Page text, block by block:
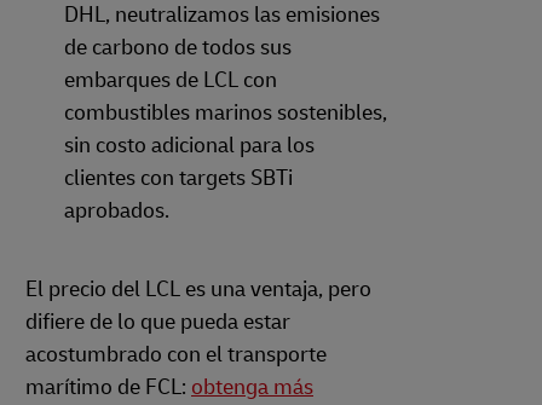
DHL, neutralizamos las emisiones
de carbono de todos sus
embarques de LCL con
combustibles marinos sostenibles,
sin costo adicional para los
clientes con targets SBTi
aprobados.
El precio del LCL es una ventaja, pero
difiere de lo que pueda estar
acostumbrado con el transporte
marítimo de FCL: obtenga más